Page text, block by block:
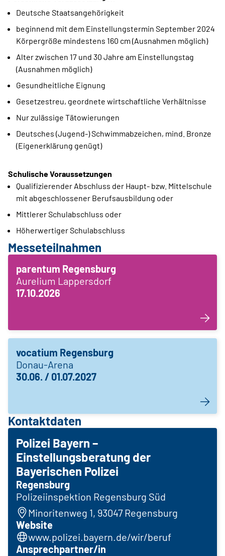
Deutsche Staatsangehörigkeit
beginnend mit dem Einstellungstermin September 2024
Körpergröße mindestens 160 cm (Ausnahmen möglich)
Alter zwischen 17 und 30 Jahre am Einstellungstag
(Ausnahmen möglich)
Gesundheitliche Eignung
Gesetzestreu, geordnete wirtschaftliche Verhältnisse
Nur zulässige Tätowierungen
Deutsches (Jugend-) Schwimmabzeichen, mind. Bronze
(Eigenerklärung genügt)
Schulische Voraussetzungen
Qualifizierender Abschluss der Haupt- bzw. Mittelschule
mit abgeschlossener Berufsausbildung oder
Mittlerer Schulabschluss oder
Höherwertiger Schulabschluss
Messeteilnahmen
parentum Regensburg
Aurelium Lappersdorf
17.10.2026
vocatium Regensburg
Donau-Arena
30.06. / 01.07.2027
Kontaktdaten
Polizei Bayern –
Einstellungsberatung der
Bayerischen Polizei
Regensburg
Polizeiinspektion Regensburg Süd
Minoritenweg 1, 93047 Regensburg
Website
www.polizei.bayern.de/wir/beruf
Ansprechpartner/in